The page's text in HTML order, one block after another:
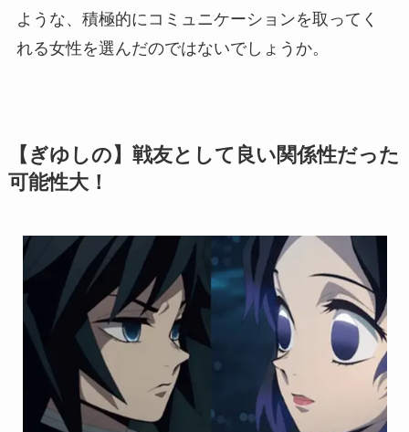
ような、積極的にコミュニケーションを取ってく
れる女性を選んだのではないでしょうか。
【ぎゆしの】戦友として良い関係性だった
可能性大！